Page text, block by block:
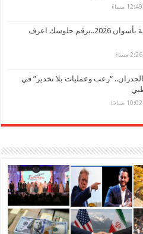
الشهادة الإعدادية بأسوان 2026..برقم جلوسك اعرف
“رعب وعمليات بلا تخدير” في